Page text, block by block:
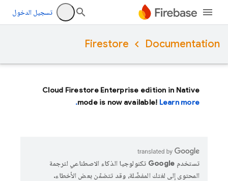
تسجيل الدخول
Documentation
Firestore
Cloud Firestore Enterprise edition in Native
mode is now available! Learn more.
تستخدم Google تكنولوجيا الذكاء الاصطناعي لترجمة
المحتوى إلى لغتك المفضّلة، وقد تتضمّن بعض الأخطاء.